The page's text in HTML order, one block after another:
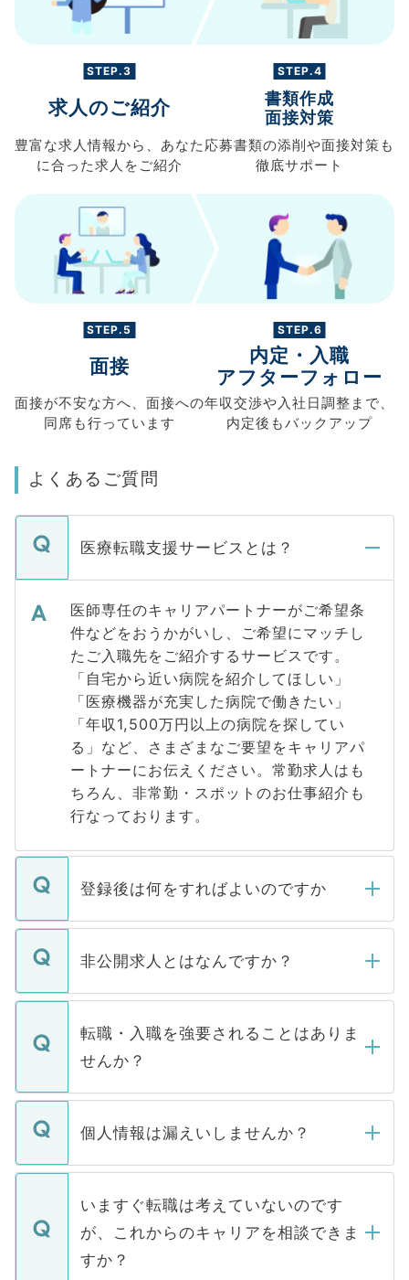
STEP.3
求人のご紹介
豊富な求人情報から、 あなた
に合った求人を ご紹介
STEP.4
書類作成
面接対策
応募書類の添削や面接対策も
徹底サポート
STEP.5
面接
面接が不安な方へ、 面接への
同席も行っています
STEP.6
内定・入職
アフターフォロー
年収交渉や入社日調整まで、
内定後もバックアップ
よくあるご質問
医療転職支援サービスとは？
医師専任のキャリアパートナーがご希望条
件などをおうかがいし、ご希望にマッチし
たご入職先をご紹介するサービスです。
「自宅から近い病院を紹介してほしい」
「医療機器が充実した病院で働きたい」
「年収1,500万円以上の病院を探してい
る」など、さまざまなご要望をキャリアパ
ートナーにお伝えください。常勤求人はも
ちろん、非常勤・スポットのお仕事紹介も
行なっております。
登録後は何をすればよいのですか
ご登録いただきましたら、弊社担当者がご
登録内容を確認し、その後メールもしくは
ます。通常、5営業日以内にはご連絡をせて
いただきますので、しばらくお待ちくださ
非公開求人とはなんですか？
マイナビDOCTORで取り扱っている求人の
うち約3割は、Webサイトからご覧いただ
けない「非公開求人」です。非公開求人は
下記の理由によって、一般には公開してい
ません。
■応募殺到を避けるため 人気のある医療機
関を公にしてしまうと、応募が殺到する場
に、医療機関が求める条件に合った人材の
みを人材紹介会社に依頼するケースが増え
ています。
転職・入職を強要されることはありま
せんか？
転職・入職を強要することは一切ありませ
ん。また、仮に応募先から内定をいただい
定を承諾する必要はありません。内定先へ
の辞退の連絡はキャリアパートナーが行い
個人情報は漏えいしませんか？
個人情報が漏えいすることはありませんの
で、ご安心ください。当サイトからの登録
などで収集したご登録者様の個人情報は、
ご本人のキャリアアップおよび転職活動の
支援を目的に使用いたします。お預かりし
いますぐ転職は考えていないのです
が、これからのキャリアを相談できま
すか？